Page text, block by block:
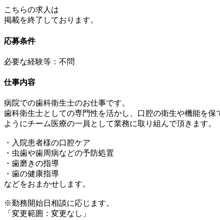
こちらの求人は
掲載を終了しております。
応募条件
必要な経験等：不問
仕事内容
病院での歯科衛生士のお仕事です。
歯科衛生士としての専門性を活かし、口腔の衛生や機能を保
ようにチーム医療の一員として業務に取り組んで頂きます。
・入院患者様の口腔ケア
・虫歯や歯周病などの予防処置
・歯磨きの指導
・歯の健康指導
などをおまかせします。
※勤務開始日相談に応じます。
「変更範囲：変更なし」